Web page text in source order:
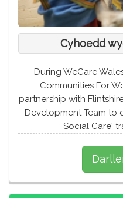
Cyhoedd
During WeCare
Communities For
partnership with
Development Team to
Social Care'